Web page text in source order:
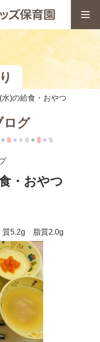
)の給食・おやつ
ログ
・おやつ
質5.2g 脂質2.0g